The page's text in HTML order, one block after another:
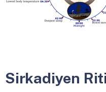
Sirkadiyen